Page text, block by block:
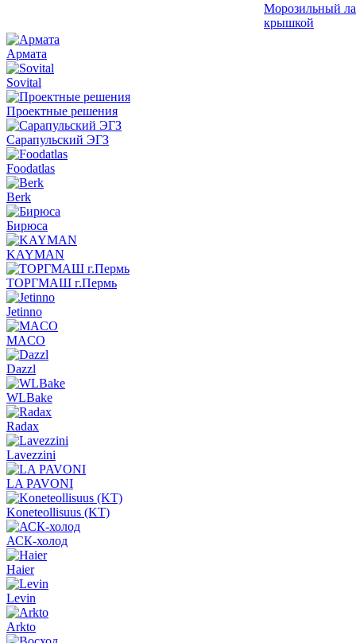
Морозильный
крышкой
Армата
Sovital
Проектные решения
Сарапульский ЭГЗ
Foodatlas
Berk
Бирюса
KAYMAN
ТОРГМАШ г.Пермь
Jetinno
MACO
Dazzl
WLBake
Radax
Lavezzini
LA PAVONI
Koneteollisuus (KT)
АСК-холод
Haier
Levin
Arkto